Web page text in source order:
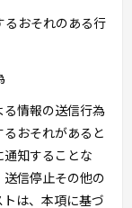
るおそれのある行
情報の送信行為
おそれがあると
知することな
信停止その他の
は、本項に基づ